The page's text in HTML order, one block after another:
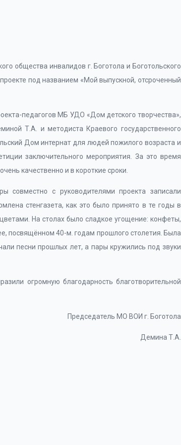
общества инвалидов г. Боготола и Боготольского
под названием «Мой выпускной, отсроченный
педагогов МБ УДО «Дом детского творчества»,
Т.А. и методиста Краевого государственного
Дом интернат для людей пожилого возраста и
заключительного мероприятия. За это время
качественно и в короткие сроки.
совместно с руководителями проекта записали
стенгазета, как это было принято в те годы в
На столах было сладкое угощение: конфеты,
посвящённом 40-м. годам прошлого столетия. Была
песни прошлых лет, а пары кружились под звуки
огромную благодарность благотворительной
Председатель МО ВОИ г. Боготола
Демина Т.А.